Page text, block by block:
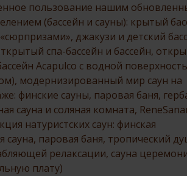
пользование нашим
(бассейн и сауны): крытый
джакузи и детский
спа-бассейн и бассейн,
Acapulco с водной
модернизированный мир саун на
финские сауны, паровая баня,
сауна и соляная комната,
натуристских саун: финская
сауна, паровая баня, тропический
релаксации, сауна
плату)